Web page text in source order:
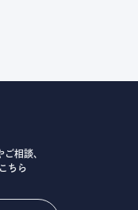
相談、
ちら